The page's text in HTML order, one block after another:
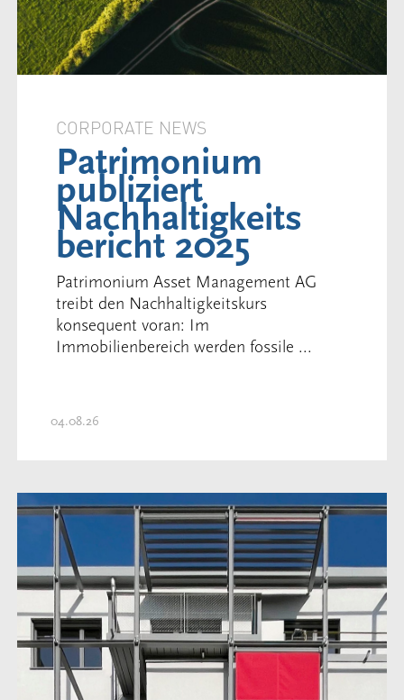
CORPORATE NEWS
Patrimonium
publiziert
Nachhaltigkeits
bericht 2025
Patrimonium Asset Management AG
treibt den Nachhaltigkeitskurs
konsequent voran: Im
Immobilienbereich werden fossile ...
04.08.26